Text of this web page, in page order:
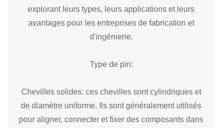
explorant leurs types, leurs applications et leurs
avantages pour les entreprises de fabrication et
d'ingénierie.
Type de pin:
Chevilles solides: ces chevilles sont cylindriques et
de diamètre uniforme. Ils sont généralement utilisés
pour aligner, connecter et fixer des composants dans